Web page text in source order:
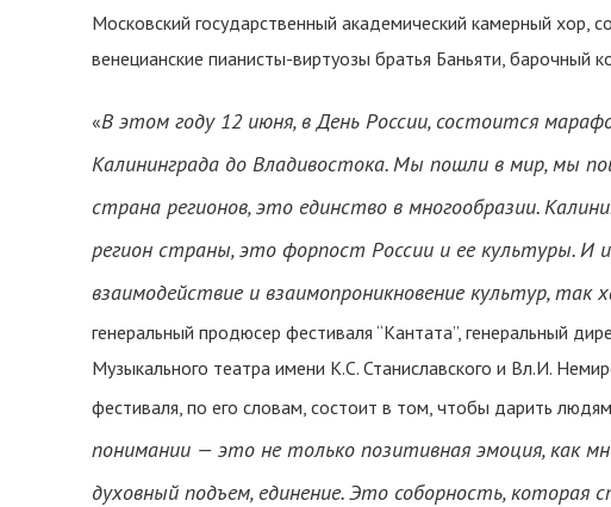
Московский государственный академический камерный хор,
венецианские пианисты-виртуозы братья Баньяти, барочный
«В этом году 12 июня, в День России, состоится
Калининграда до Владивостока. Мы пошли в мир, мы
страна регионов, это единство в многообразии.
регион страны, это форпост России и ее культуры. И
взаимодействие и взаимопроникновение культур,
генеральный продюсер фестиваля “Кантата”, генеральный
Музыкального театра имени К.С. Станиславского и Вл.И.
фестиваля, по его словам, состоит в том, чтобы дарить
понимании — это не только позитивная эмоция, как
духовный подъем, единение. Это соборность, которая